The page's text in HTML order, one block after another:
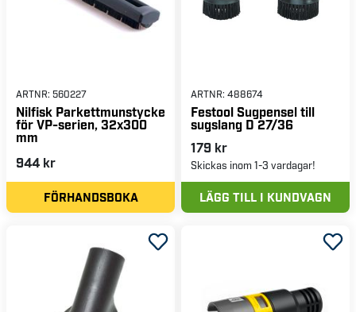
ARTNR: 560227
Nilfisk Parkettmunstycke
för VP-serien, 32x300
mm
944 kr
FÖRHANDSBOKA
ARTNR: 488674
Festool Sugpensel till
sugslang D 27/36
179 kr
Skickas inom 1-3 vardagar!
LÄGG TILL I KUNDVAGN